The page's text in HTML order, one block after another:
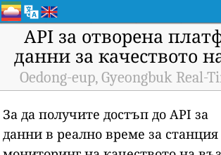
API за отворена
данни за качеството
Oedong-eup, Gyeongbuk Real-
За да получите достъп до API за
данни в реално време за станция